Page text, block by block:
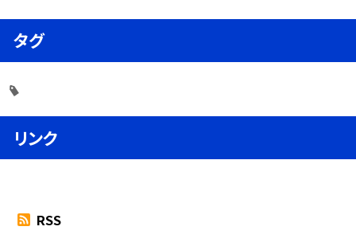
タグ
リンク
RSS